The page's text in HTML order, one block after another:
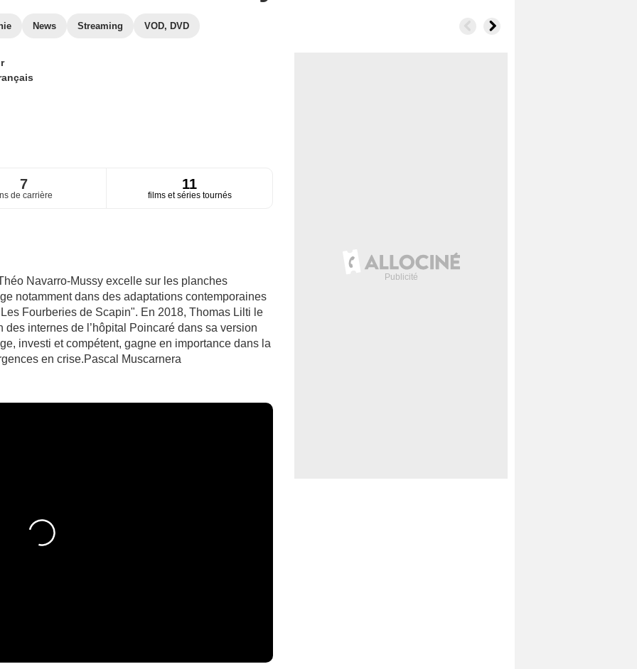
News Streaming VOD, DVD
7
de carrière
11
films et séries tournés
Navarro-Mussy excelle sur les planches
notamment dans des adaptations contemporaines
Fourberies de Scapin". En 2018, Thomas Lilti le
internes de l’hôpital Poincaré dans sa version
investi et compétent, gagne en importance dans la
en crise.Pascal Muscarnera